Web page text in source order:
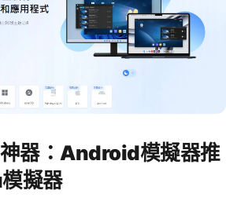
器：Android模擬器推
擬器